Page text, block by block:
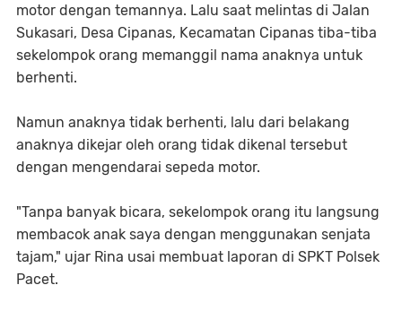
motor dengan temannya. Lalu saat melintas di Jalan
Sukasari, Desa Cipanas, Kecamatan Cipanas tiba-tiba
sekelompok orang memanggil nama anaknya untuk
berhenti.
Namun anaknya tidak berhenti, lalu dari belakang
anaknya dikejar oleh orang tidak dikenal tersebut
dengan mengendarai sepeda motor.
"Tanpa banyak bicara, sekelompok orang itu langsung
membacok anak saya dengan menggunakan senjata
tajam," ujar Rina usai membuat laporan di SPKT Polsek
Pacet.